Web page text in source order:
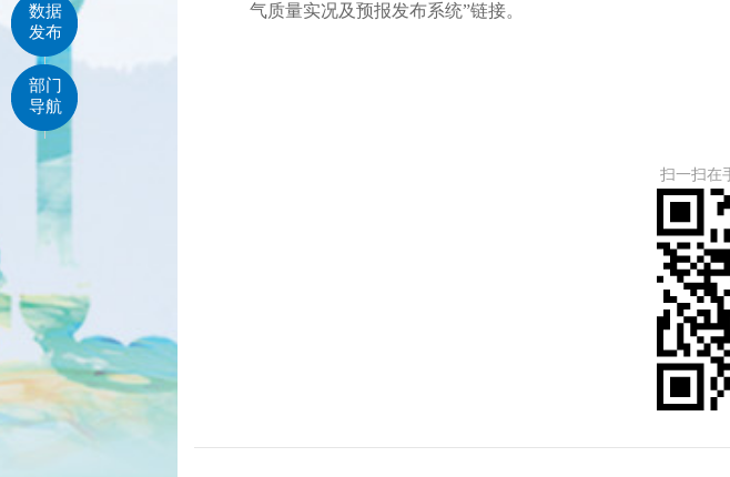
气质量实况及预报发布系统”链接。
扫一扫在
数据
发布
部门
导航